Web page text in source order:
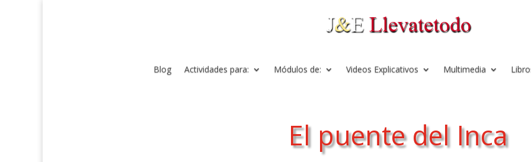
Blog Actividades para: Módulos de: Videos Explicativos Multimedia
El puente del Inca